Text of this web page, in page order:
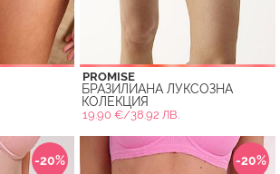
PROMISE
БРАЗИЛИАНА ЛУКСОЗНА
КОЛЕКЦИЯ
19.90 €/38.92 ЛВ.
-20% -20%